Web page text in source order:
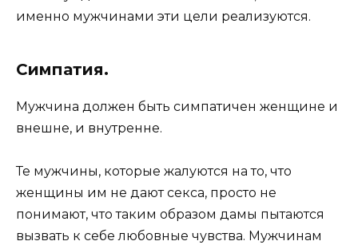
именно мужчинами эти цели реализуются.
Симпатия.
Мужчина должен быть симпатичен женщине и
внешне, и внутренне.
Те мужчины, которые жалуются на то, что
женщины им не дают секса, просто не
понимают, что таким образом дамы пытаются
вызвать к себе любовные чувства. Мужчинам